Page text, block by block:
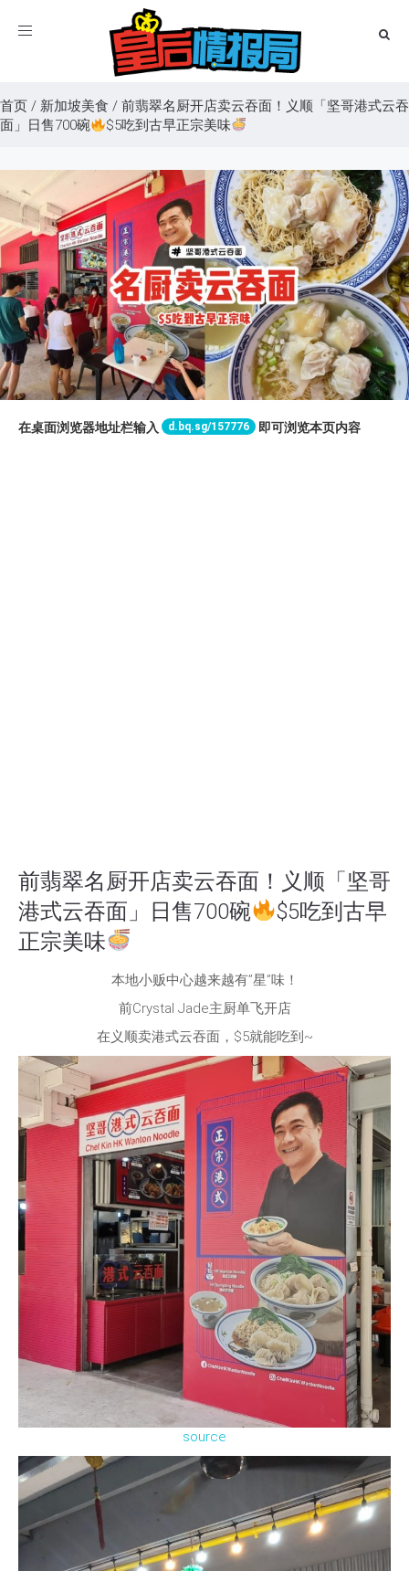
Toggle
首页 / 新加坡美食 / 前翡翠名厨开店卖云吞面！义顺「坚哥港式云吞
面」日售700碗
$5吃到古早正宗美味
在桌面浏览器地址栏输入 d.bq.sg/157776 即可浏览本页内容
前翡翠名厨开店卖云吞面！义顺「坚哥
港式云吞面」日售700碗
$5吃到古早
正宗美味
本地小贩中心越来越有”星”味！
前Crystal Jade主厨单飞开店
在义顺卖港式云吞面，$5就能吃到~
source